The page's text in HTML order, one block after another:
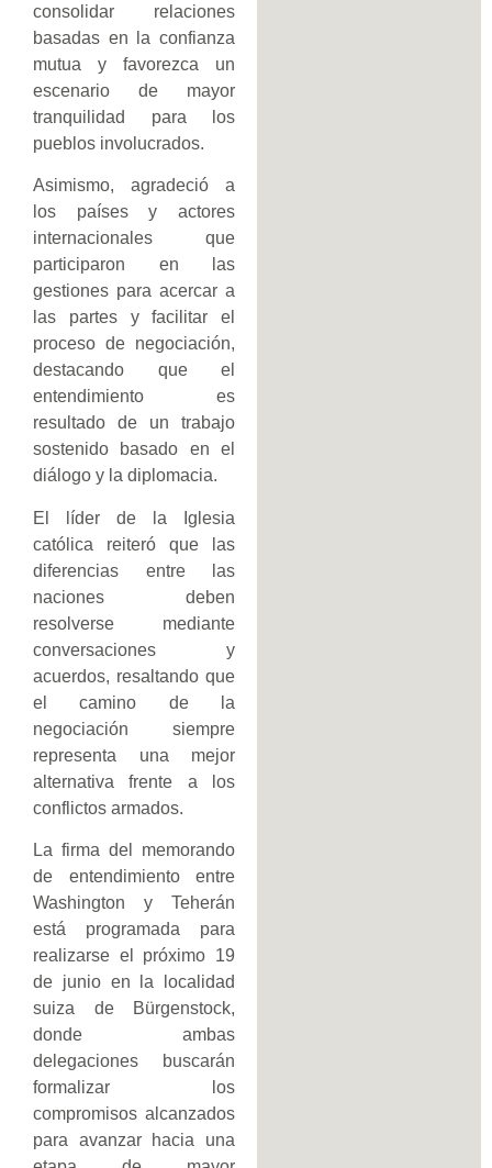
consolidar relaciones
basadas en la confianza
mutua y favorezca un
escenario de mayor
tranquilidad para los
pueblos involucrados.
Asimismo, agradeció a
los países y actores
internacionales que
participaron en las
gestiones para acercar a
las partes y facilitar el
proceso de negociación,
destacando que el
entendimiento es
resultado de un trabajo
sostenido basado en el
diálogo y la diplomacia.
El líder de la Iglesia
católica reiteró que las
diferencias entre las
naciones deben
resolverse mediante
conversaciones y
acuerdos, resaltando que
el camino de la
negociación siempre
representa una mejor
alternativa frente a los
conflictos armados.
La firma del memorando
de entendimiento entre
Washington y Teherán
está programada para
realizarse el próximo 19
de junio en la localidad
suiza de Bürgenstock,
donde ambas
delegaciones buscarán
formalizar los
compromisos alcanzados
para avanzar hacia una